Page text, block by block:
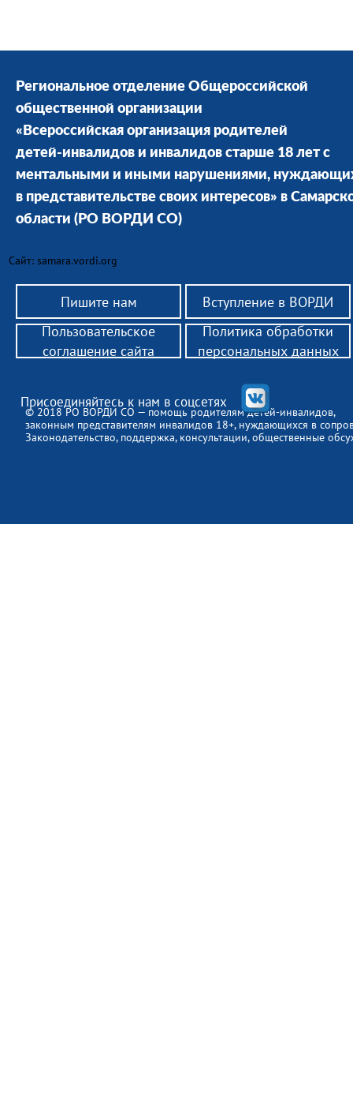
Региональное отделение Общероссийской
общественной организации
«Всероссийская организация родителей
детей-инвалидов и инвалидов старше 18 лет с
ментальными и иными нарушениями,
в представительстве своих интересов» в
области (РО ВОРДИ СО)
Сайт: samara.vordi.org
Пишите нам Вступление в ВОРДИ
© 2018 РО ВОРДИ СО — помощь родителям детей-инвалидов,
законным представителям инвалидов 18+, нуждающихся в
Законодательство, поддержка, консультации, общественные
Присоединяйтесь к нам в соцсетях
Пользовательское
соглашение сайта
Политика обработки
персональных данных